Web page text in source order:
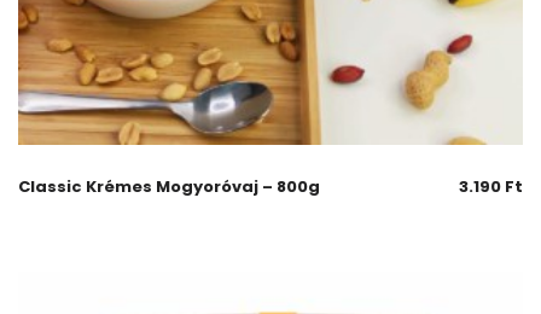
Classic Krémes Mogyoróvaj – 800g 3.190 Ft